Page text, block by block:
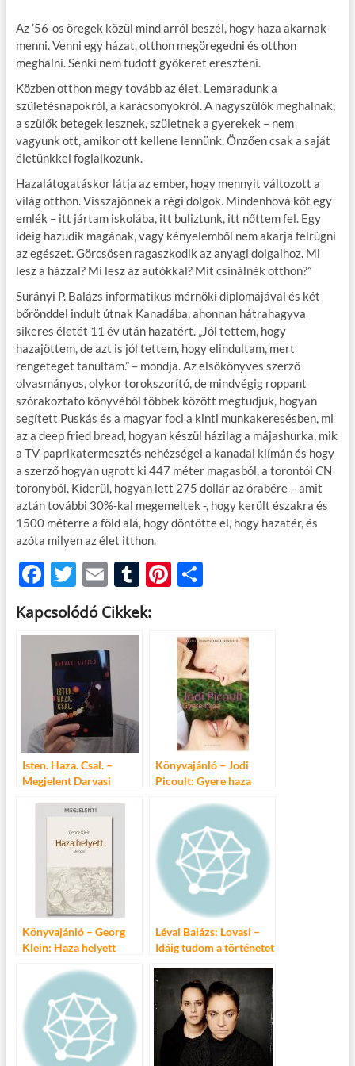
Az ’56-os öregek közül mind arról beszél, hogy haza akarnak
menni. Venni egy házat, otthon megöregedni és otthon
meghalni. Senki nem tudott gyökeret ereszteni.
Közben otthon megy tovább az élet. Lemaradunk a
születésnapokról, a karácsonyokról. A nagyszülők meghalnak,
a szülők betegek lesznek, születnek a gyerekek – nem
vagyunk ott, amikor ott kellene lennünk. Önzően csak a saját
életünkkel foglalkozunk.
Hazalátogatáskor látja az ember, hogy mennyit változott a
világ otthon. Visszajönnek a régi dolgok. Mindenhová köt egy
emlék – itt jártam iskolába, itt buliztunk, itt nőttem fel. Egy
ideig hazudik magának, vagy kényelemből nem akarja felrúgni
az egészet. Görcsösen ragaszkodik az anyagi dolgaihoz. Mi
lesz a házzal? Mi lesz az autókkal? Mit csinálnék otthon?”
Surányi P. Balázs informatikus mérnöki diplomájával és két
bőrönddel indult útnak Kanadába, ahonnan hátrahagyva
sikeres életét 11 év után hazatért. „Jól tettem, hogy
hazajöttem, de azt is jól tettem, hogy elindultam, mert
rengeteget tanultam.” – mondja. Az elsőkönyves szerző
olvasmányos, olykor torokszorító, de mindvégig roppant
szórakoztató könyvéből többek között megtudjuk, hogyan
segített Puskás és a magyar foci a kinti munkakeresésben, mi
az a deep fried bread, hogyan készül házilag a májashurka, mik
a TV-paprikatermesztés nehézségei a kanadai klímán és hogy
a szerző hogyan ugrott ki 447 méter magasból, a torontói CN
toronyból. Kiderül, hogyan lett 275 dollár az órabére – amit
aztán további 30%-kal megemeltek -, hogy került északra és
1500 méterre a föld alá, hogy döntötte el, hogy hazatér, és
azóta milyen az élet itthon.
F
ac
e
b
o
o
k
T
w
itt
er
E
m
ail
T
u
m
Pi
es
t
O
m
e
g
Kapcsolódó Cikkek:
Isten. Haza. Csal. –
Megjelent Darvasi
Könyvajánló – Jodi
Picoult: Gyere haza
Könyvajánló – Georg
Klein: Haza helyett
Lévai Balázs: Lovasi –
Idáig tudom a történetet